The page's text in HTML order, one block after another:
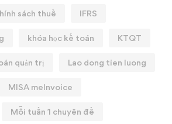
sách thuế IFRS
khóa học kế toán KTQT
quản trị Lao dong tien luong
MISA meInvoice
Mỗi tuần 1 chuyên đề